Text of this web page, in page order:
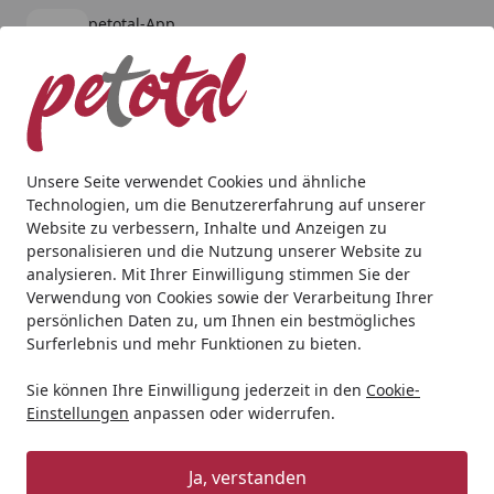
Unsere Seite verwendet Cookies und ähnliche
Technologien, um die Benutzererfahrung auf unserer
Website zu verbessern, Inhalte und Anzeigen zu
personalisieren und die Nutzung unserer Website zu
analysieren. Mit Ihrer Einwilligung stimmen Sie der
Verwendung von Cookies sowie der Verarbeitung Ihrer
persönlichen Daten zu, um Ihnen ein bestmögliches
Surferlebnis und mehr Funktionen zu bieten.
Sie können Ihre Einwilligung jederzeit in den Cookie-
Einstellungen anpassen oder widerrufen.
Ja, verstanden
petotal-App
kostenlos - Im App Store
Alle Produkte
Mein Konto
Suchen
Startseite
Hund Transport & Reise Autozubehör TRIXIE Hunde-
TRIXIE Hunde-Rampe
höhenverstellbar 36x90cm weiß
4.8 (6 Bewertungen)